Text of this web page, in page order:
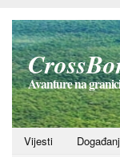
Avanture na
Vijesti